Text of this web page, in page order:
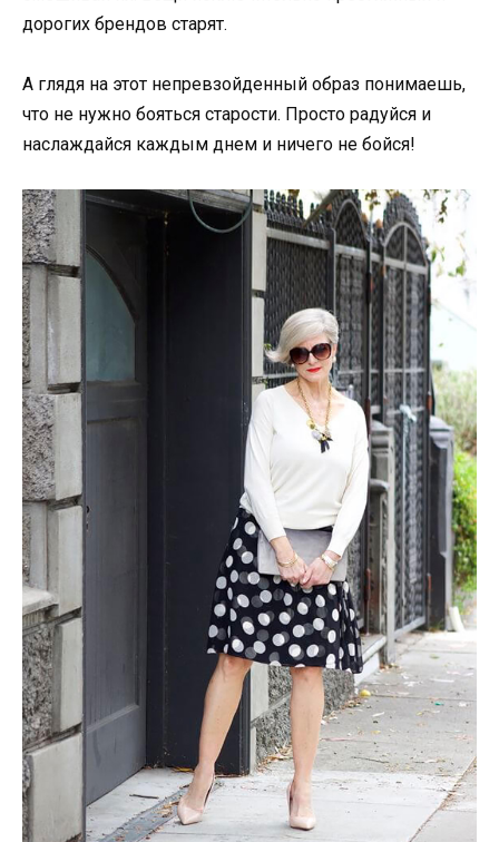
дорогих брендов старят.
А глядя на этот непревзойденный образ понимаешь,
что не нужно бояться старости. Просто радуйся и
наслаждайся каждым днем и ничего не бойся!